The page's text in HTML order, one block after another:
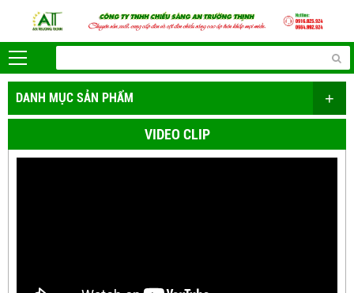
DANH MỤC SẢN PHẨM +
VIDEO CLIP